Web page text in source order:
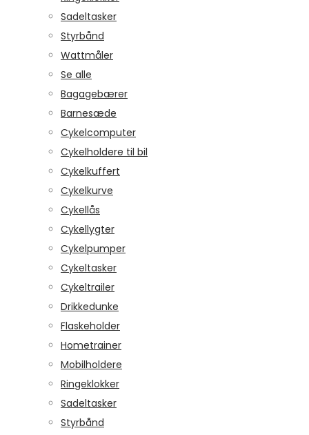
Sadeltasker
Styrbånd
Wattmåler
Se alle
Bagagebærer
Barnesæde
Cykelcomputer
Cykelholdere til bil
Cykelkuffert
Cykelkurve
Cykellås
Cykellygter
Cykelpumper
Cykeltasker
Cykeltrailer
Drikkedunke
Flaskeholder
Hometrainer
Mobilholdere
Ringeklokker
Sadeltasker
Styrbånd